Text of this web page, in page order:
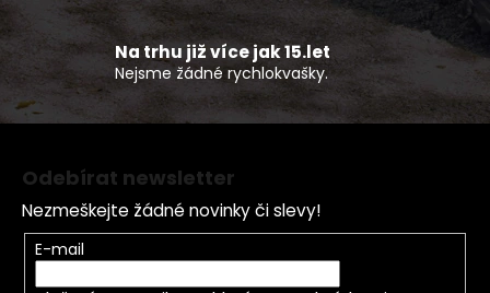
p
i
s
u
Na trhu již více jak 15.let
Nejsme žádné rychlokvašky.
Odebírat newsletter
Nezmeškejte žádné novinky či slevy!
E-mail